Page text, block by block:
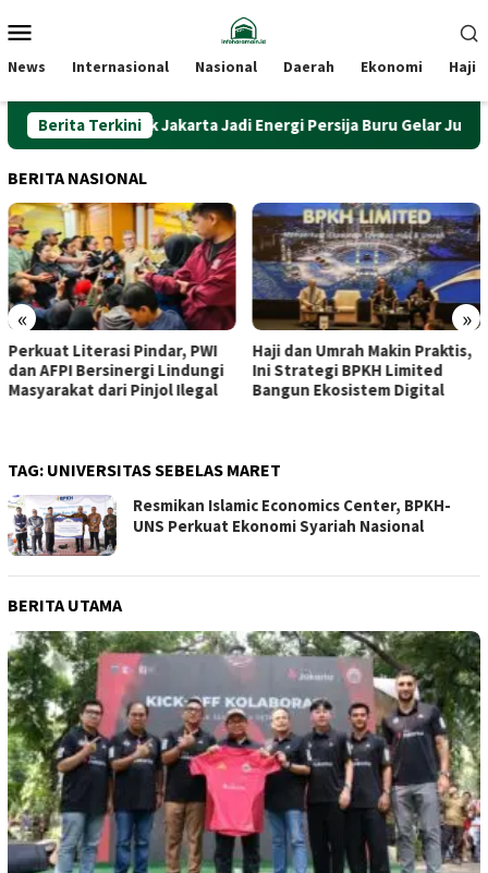
ke
Mobile
News Internasional Nasional Daerah Ekonomi Haji
Berita Terkini
Bank Jakarta Jadi Energi Persija Buru Gelar Juara Liga
BERITA NASIONAL
« »
PWI
Lindungi
Ilegal
Haji dan Umrah Makin Praktis,
Ini Strategi BPKH Limited
Bangun Ekosistem Digital
Dari Beringharjo
Bekalista, Dua
Purbaya yang
TAG: UNIVERSITAS SEBELAS MARET
Resmikan Islamic Economics Center, BPKH-
UNS Perkuat Ekonomi Syariah Nasional
BERITA UTAMA